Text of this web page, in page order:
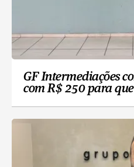
GF Intermediações
com R$ 250 para